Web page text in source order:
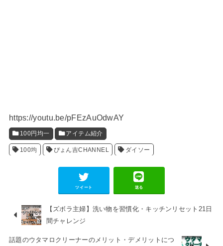
https://youtu.be/pFEzAuOdwAY
100円均一 アイテム紹介
100均 ぴょん吉CHANNEL ダイソー
ツイート 送る
【ズボラ主婦】洗い物を習慣化・キッチンリセット21日
間チャレンジ
話題のウタマロクリーナーのメリット・デメリットにつ